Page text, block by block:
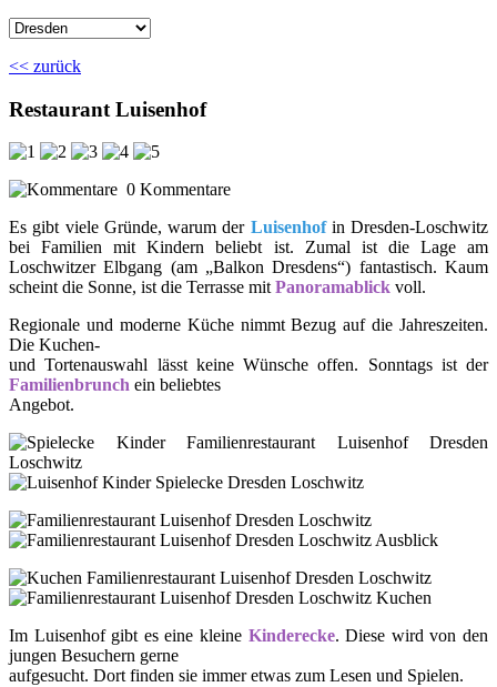
<< zurück
Restaurant Luisenhof
0 Kommentare
Es gibt viele Gründe, warum der Luisenhof in Dresden-Loschwitz
bei Familien mit Kindern beliebt ist. Zumal ist die Lage am
Loschwitzer Elbgang (am „Balkon Dresdens“) fantastisch. Kaum
scheint die Sonne, ist die Terrasse mit Panoramablick voll.
Regionale und moderne Küche nimmt Bezug auf die Jahreszeiten.
Die Kuchen-
und Tortenauswahl lässt keine Wünsche offen. Sonntags ist der
Familienbrunch ein beliebtes
Angebot.
Im Luisenhof gibt es eine kleine Kinderecke. Diese wird von den
jungen Besuchern gerne
aufgesucht. Dort finden sie immer etwas zum Lesen und Spielen.